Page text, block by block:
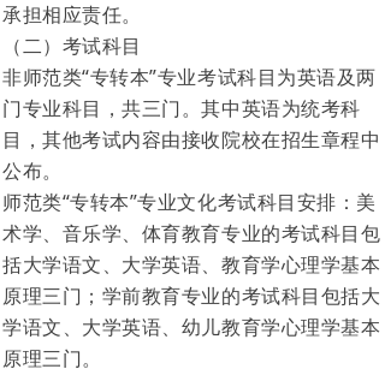
承担相应责任。
（二）考试科目
非师范类“专转本”专业考试科目为英语及两
门专业科目，共三门。其中英语为统考科
目，其他考试内容由接收院校在招生章程中
公布。
师范类“专转本”专业文化考试科目安排：美
术学、音乐学、体育教育专业的考试科目包
括大学语文、大学英语、教育学心理学基本
原理三门；学前教育专业的考试科目包括大
学语文、大学英语、幼儿教育学心理学基本
原理三门。